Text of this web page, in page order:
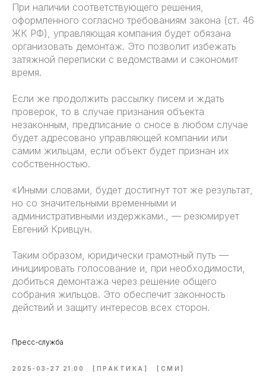
При наличии соответствующего решения,
оформленного согласно требованиям закона (ст. 46
ЖК РФ), управляющая компания будет обязана
организовать демонтаж. Это позволит избежать
затяжной переписки с ведомствами и сэкономит
время.
Если же продолжить рассылку писем и ждать
проверок, то в случае признания объекта
незаконным, предписание о сносе в любом случае
будет адресовано управляющей компании или
самим жильцам, если объект будет признан их
собственностью.
«Иными словами, будет достигнут тот же результат,
но со значительными временными и
административными издержками., — резюмирует
Евгений Кривцун.
Таким образом, юридически грамотный путь —
инициировать голосование и, при необходимости,
добиться демонтажа через решение общего
собрания жильцов. Это обеспечит законность
действий и защиту интересов всех сторон.
Пресс-служба
2025-03-27 21:00 [ПРАКТИКА] [СМИ]